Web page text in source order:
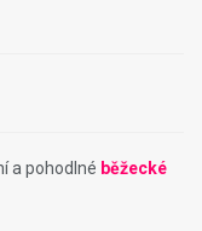
a pohodlné běžecké